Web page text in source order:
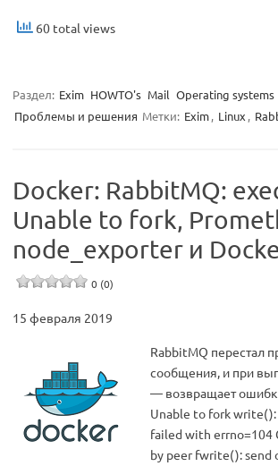
60 total views
Раздел: Exim HOWTO's Mail Operating systems
Проблемы и решения Метки: Exim, Linux ,
Docker: RabbitMQ:
Unable to fork,
node_exporter и
0 (0)
15 февраля 2019
RabbitMQ перестал
сообщения, и при
— возвращает
Unable to fork
failed with errno=104
by peer fwrite(): send